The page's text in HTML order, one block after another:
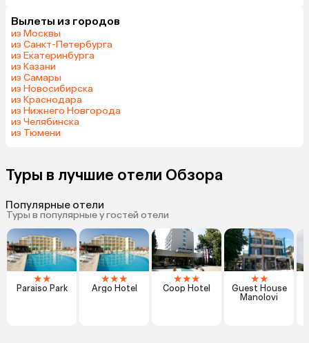
Вылеты из городов
из Москвы
из Санкт-Петербурга
из Екатеринбурга
из Казани
из Самары
из Новосибирска
из Краснодара
из Нижнего Новгорода
из Челябинска
из Тюмени
Туры в лучшие отели Обзора
Популярные отели
Туры в популярные у гостей отели
★★
Paraiso Park
★★★
Argo Hotel
★★★
Coop Hotel
★★
Guest House
Manolovi